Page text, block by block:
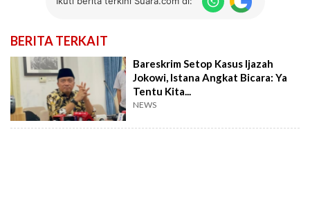
BERITA TERKAIT
Bareskrim Setop Kasus Ijazah
Jokowi, Istana Angkat Bicara: Ya
Tentu Kita...
NEWS